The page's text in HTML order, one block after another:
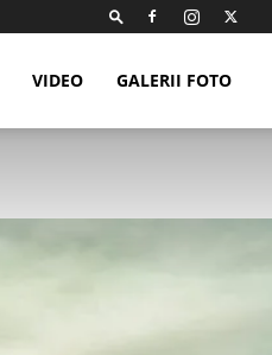
VIDEO GALERII FOTO